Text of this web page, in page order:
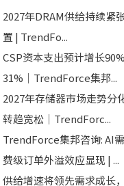
2027年DRAM供给持续
置 | TrendFo...
CSP资本支出预计增长
31%｜TrendForce集邦...
2027年存储器市场走势分
转趋宽松｜TrendForc...
TrendForce集邦咨询: AI
费级订单外溢效应显现 | ...
供给增速将领先需求成长